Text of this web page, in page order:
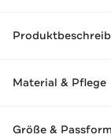
Material & Pflege
Größe & Passform